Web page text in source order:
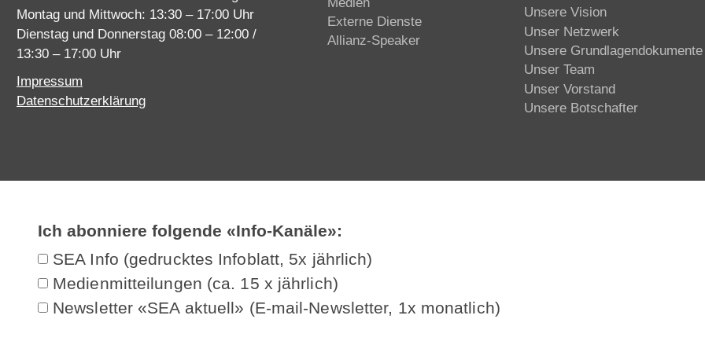
Montag und Mittwoch: 13:30 – 17:00 Uhr
Dienstag und Donnerstag 08:00 – 12:00 /
13:30 – 17:00 Uhr
Impressum
Datenschutzerklärung
Externe Dienste
Allianz-Speaker
Unsere Vision
Unser Netzwerk
Unsere Grundlagendokumente
Unser Team
Unser Vorstand
Unsere Botschafter
Ich abonniere folgende «Info-Kanäle»:
SEA Info (gedrucktes Infoblatt, 5x jährlich)
Medienmitteilungen (ca. 15 x jährlich)
Newsletter «SEA aktuell» (E-mail-Newsletter, 1x monatlich)